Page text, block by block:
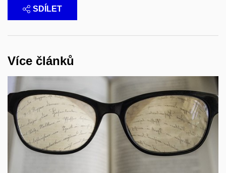
SDÍLET
Více článků